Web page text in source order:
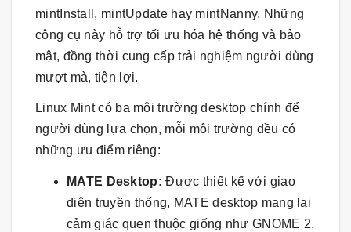
mintInstall, mintUpdate hay mintNanny. Những
công cụ này hỗ trợ tối ưu hóa hệ thống và bảo
mật, đồng thời cung cấp trải nghiệm người dùng
mượt mà, tiện lợi.
Linux Mint có ba môi trường desktop chính để
người dùng lựa chọn, mỗi môi trường đều có
những ưu điểm riêng:
MATE Desktop: Được thiết kế với giao
diện truyền thống, MATE desktop mang lại
cảm giác quen thuộc giống như GNOME 2.